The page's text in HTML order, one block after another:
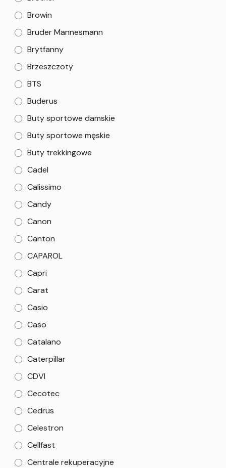
Browin
Bruder Mannesmann
Brytfanny
Brzeszczoty
BTS
Buderus
Buty sportowe damskie
Buty sportowe męskie
Buty trekkingowe
Cadel
Calissimo
Candy
Canon
Canton
CAPAROL
Capri
Carat
Casio
Caso
Catalano
Caterpillar
CDVI
Cecotec
Cedrus
Celestron
Cellfast
Centrale rekuperacyjne